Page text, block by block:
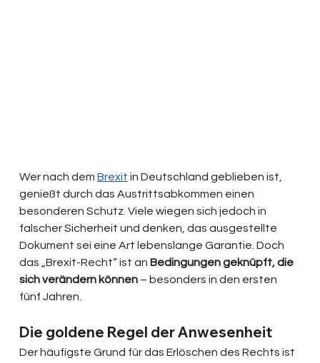
Wer nach dem Brexit in Deutschland geblieben ist,
genießt durch das Austrittsabkommen einen
besonderen Schutz. Viele wiegen sich jedoch in
falscher Sicherheit und denken, das ausgestellte
Dokument sei eine Art lebenslange Garantie. Doch
das „Brexit-Recht“ ist an Bedingungen geknüpft, die
sich verändern können – besonders in den ersten
fünf Jahren.
Die goldene Regel der Anwesenheit
Der häufigste Grund für das Erlöschen des Rechts ist